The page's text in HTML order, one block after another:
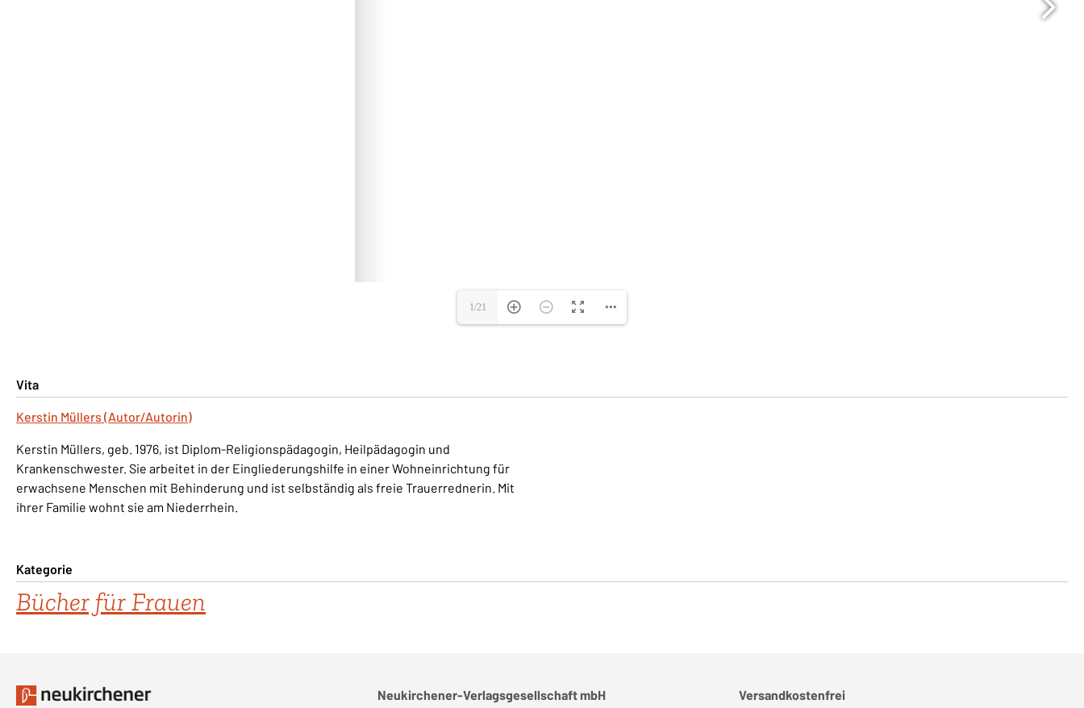
Vita
Kerstin Müllers (Autor/Autorin)
Kerstin Müllers, geb. 1976, ist Diplom-Religionspädagogin, Heilpädagogin und
Krankenschwester. Sie arbeitet in der Eingliederungshilfe in einer Wohneinrichtung für
erwachsene Menschen mit Behinderung und ist selbständig als freie Trauerrednerin. Mit
ihrer Familie wohnt sie am Niederrhein.
Kategorie
Bücher für Frauen
Neukirchener-Verlagsgesellschaft mbH
Versandkostenfrei